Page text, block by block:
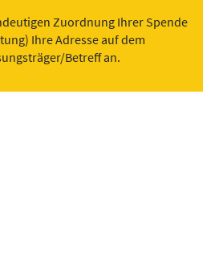
Zuordnung Ihrer Spende
Ihre Adresse auf dem
Betreff an.